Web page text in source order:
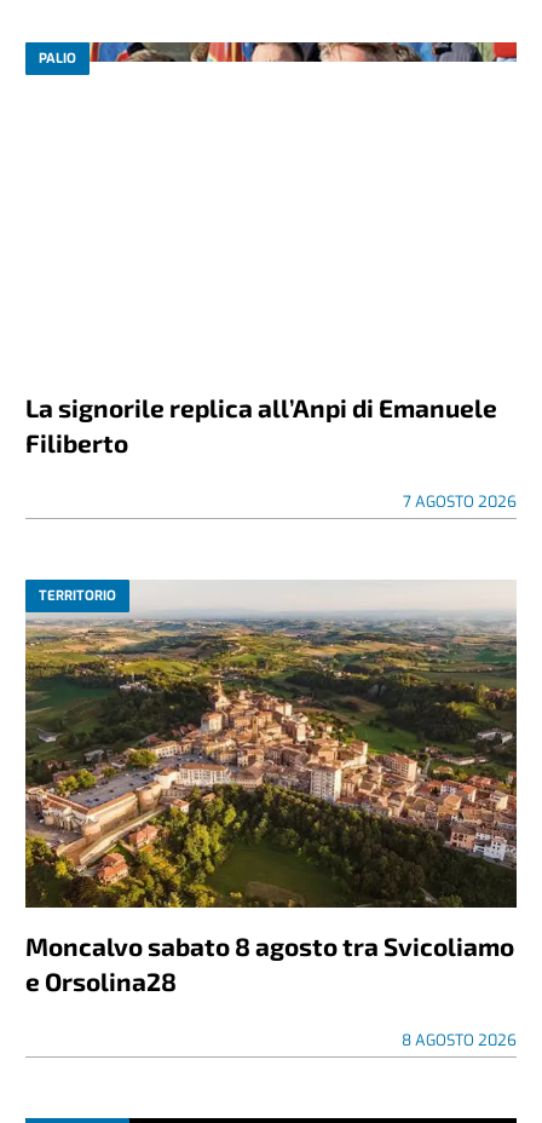
PALIO
La signorile replica all’Anpi di Emanuele
Filiberto
7 AGOSTO 2026
TERRITORIO
Moncalvo sabato 8 agosto tra Svicoliamo
e Orsolina28
8 AGOSTO 2026